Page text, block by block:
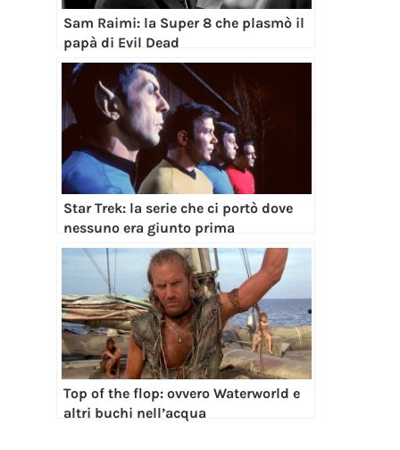
Sam Raimi: la Super 8 che plasmò il
papà di Evil Dead
Star Trek: la serie che ci portò dove
nessuno era giunto prima
Top of the flop: ovvero Waterworld e
altri buchi nell’acqua